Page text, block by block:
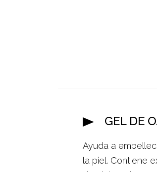
GEL DE
Ayuda a
la piel. Contiene